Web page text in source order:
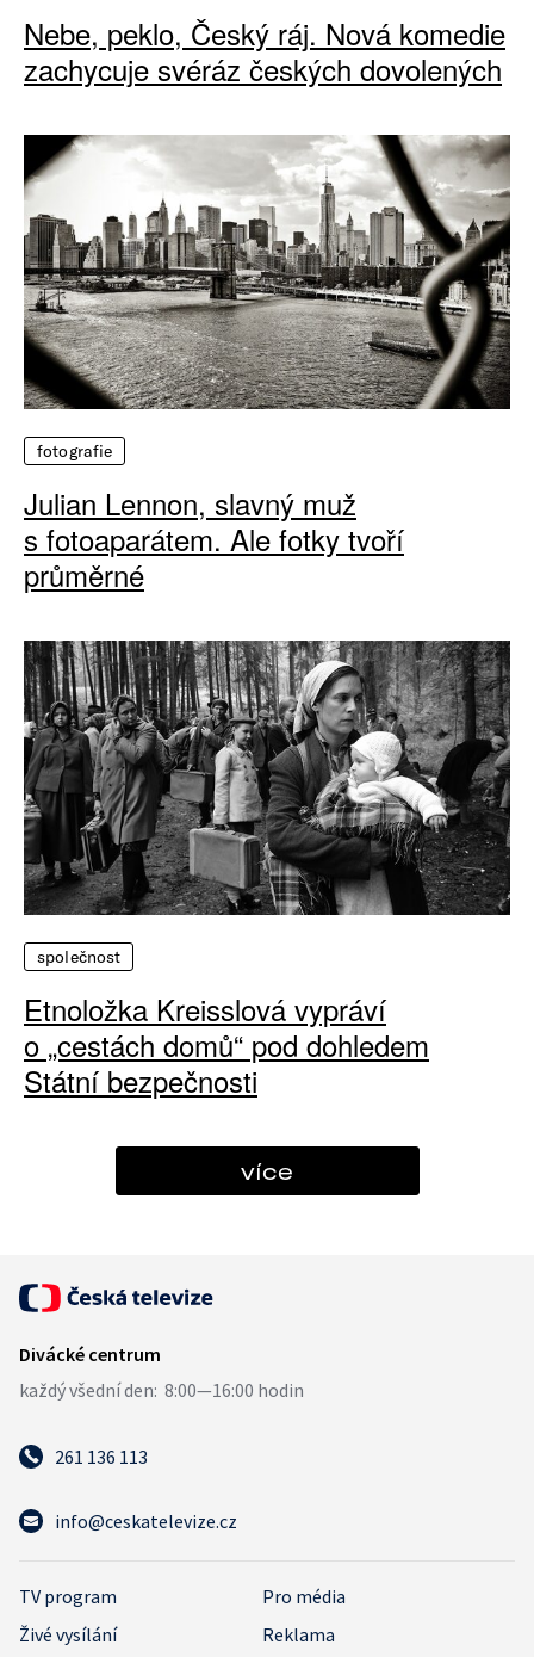
Nebe, peklo, Český ráj. Nová komedie
zachycuje svéráz českých dovolených
fotografie
Julian Lennon, slavný muž
s fotoaparátem. Ale fotky tvoří
průměrné
společnost
Etnoložka Kreisslová vypráví
o „cestách domů“ pod dohledem
Státní bezpečnosti
více
261 136 113
info@ceskatelevize.cz
TV program
Pro média
Živé vysílání
Reklama